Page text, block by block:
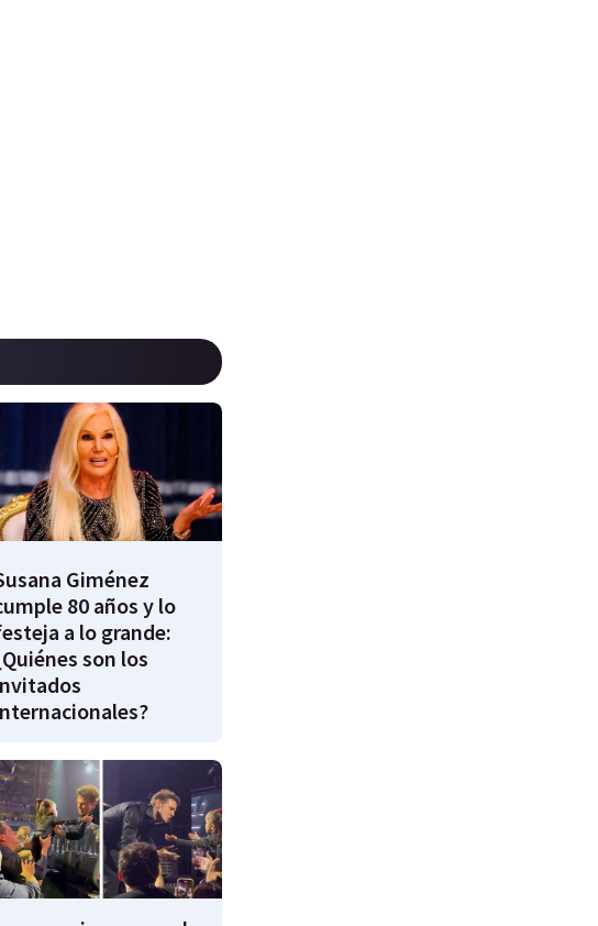
Giménez
80 años y lo
a lo grande:
son los